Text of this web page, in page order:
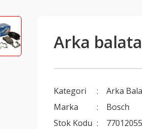
Arka
Kategori
Arka
Marka
Bosch
Stok Kodu